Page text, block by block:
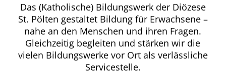
Das (Katholische) Bildungswerk der Diözese
St. Pölten gestaltet Bildung für Erwachsene –
nahe an den Menschen und ihren Fragen.
Gleichzeitig begleiten und stärken wir die
vielen Bildungswerke vor Ort als verlässliche
Servicestelle.